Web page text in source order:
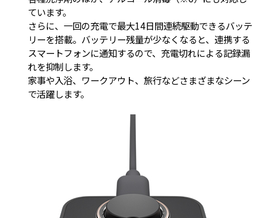
ています。
さらに、一回の充電で最大14日間連続駆動できるバッテ
リーを搭載。バッテリー残量が少なくなると、連携する
スマートフォンに通知するので、充電切れによる記録漏
れを抑制します。
家事や入浴、ワークアウト、旅行などさまざまなシーン
で活躍します。